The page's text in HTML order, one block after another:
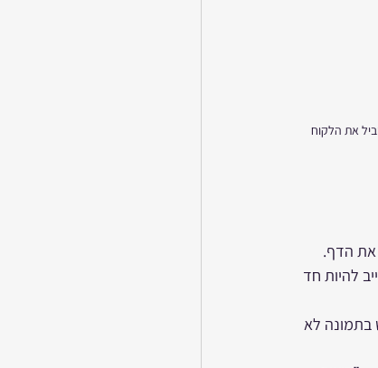
מטרה אחת: להוביל את הלקוח
את הדף.
להיות חד
בתמונה לא